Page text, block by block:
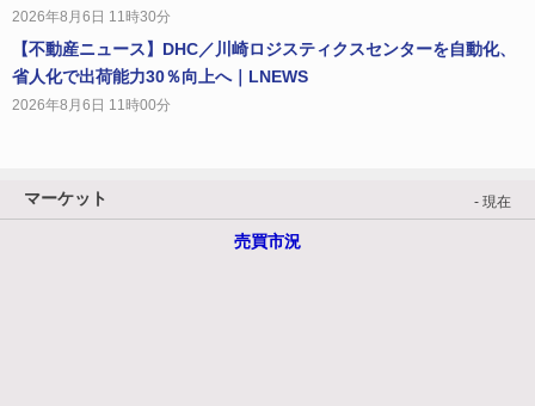
2026年8月6日 11時30分
【不動産ニュース】DHC／川崎ロジスティクスセンターを自動化、
省人化で出荷能力30％向上へ｜LNEWS
2026年8月6日 11時00分
マーケット - 現在
売買市況